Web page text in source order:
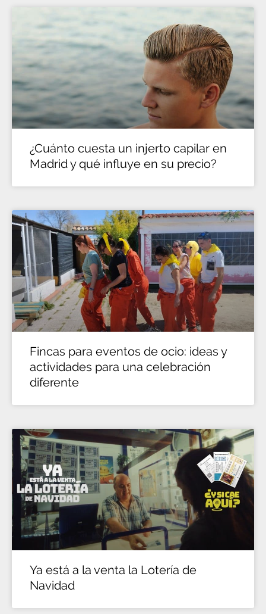
¿Cuánto cuesta un injerto capilar en
Madrid y qué influye en su precio?
Fincas para eventos de ocio: ideas y
actividades para una celebración
diferente
Ya está a la venta la Lotería de
Navidad